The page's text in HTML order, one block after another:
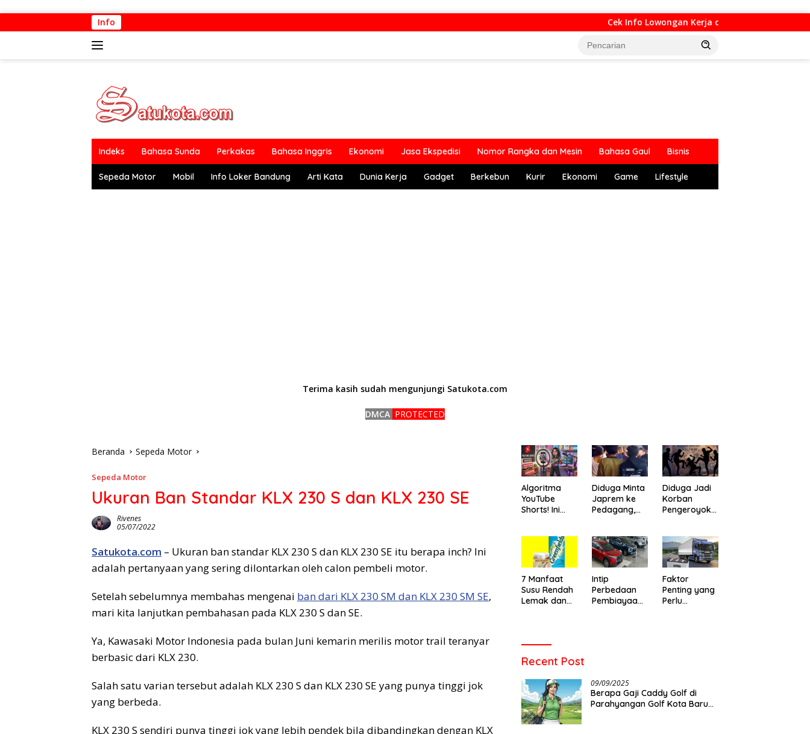
ke
Info Cek Info Lowongan Kerja di Bandung Raya Update
Indeks Bahasa Sunda Perkakas Bahasa Inggris Ekonomi Jasa Ekspedisi Nomor Rangka dan Mesin Bahasa Gaul Bisnis
Sepeda Motor Mobil Info Loker Bandung Arti Kata Dunia Kerja Gadget Berkebun Kurir Ekonomi Game Lifestyle
Terima kasih sudah mengunjungi Satukota.com
DMCA PROTECTED
Beranda Sepeda Motor
Sepeda Motor
Ukuran Ban Standar KLX 230 S dan KLX 230 SE
Rivenes
05/07/2022
Satukota.com – Ukuran ban standar KLX 230 S dan KLX 230 SE itu berapa inch? Ini
adalah pertanyaan yang sering dilontarkan oleh calon pembeli motor.
Setelah sebelumnya membahas mengenai ban dari KLX 230 SM dan KLX 230 SM SE,
mari kita lanjutkan pembahasan pada KLX 230 S dan SE.
Ya, Kawasaki Motor Indonesia pada bulan Juni kemarin merilis motor trail teranyar
berbasic dari KLX 230.
Salah satu varian tersebut adalah KLX 230 S dan KLX 230 SE yang punya tinggi jok
yang berbeda.
KLX 230 S sendiri punya tinggi jok yang lebih pendek bila dibandingkan dengan KLX
Algoritma
YouTube
Shorts! Ini
Video Baru
Menemukan
Audiens yang
Tepat
Diduga Minta
Japrem ke
Pedagang,
Warga di
Leuwigajah
Cimahi
Diduga Jadi
Korban
Pengeroyoka
Meninggal
Setelah Dua
Hari Dirawat
7 Manfaat
Susu Rendah
Lemak dan
Intip
Perbedaan
Pembiayaan
Faktor
Penting yang
Perlu
Recent Post
09/09/2025
Berapa Gaji Caddy Golf di
Parahyangan Golf Kota Baru